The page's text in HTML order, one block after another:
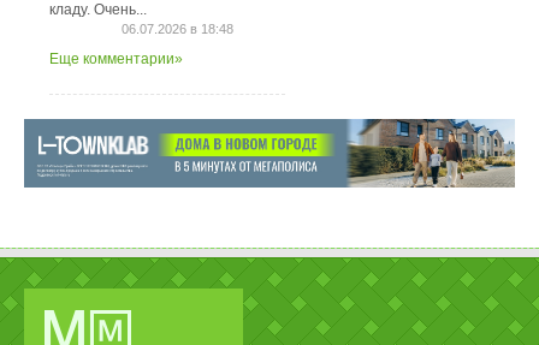
кладу. Очень...
06.07.2026 в 18:48
Еще комментарии»